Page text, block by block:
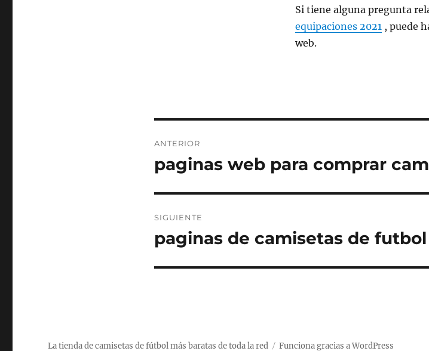
Si tiene alguna pregunta
equipaciones 2021 , puede
web.
de
ANTERIOR
Entrada
paginas web para comprar
SIGUIENTE
Entrada
paginas de camisetas de
La tienda de camisetas de fútbol más baratas de toda la red Funciona gracias a WordPress